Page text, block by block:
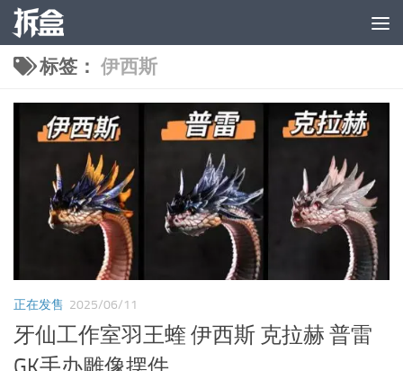
跳至内容
标签： 伊西斯
正在发售 2025/06/11
牙仙工作室羽王蝰 伊西斯 克拉赫 普雷